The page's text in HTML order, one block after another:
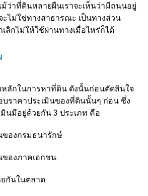
าที่ดินหลายผืนเราจะเห็นว่ามีถนนอยู่
ไม่ใช่ทางสาธารณะ เป็นทางส่วน
ลิกไม่ให้ใช้ผ่านทางเมื่อไหร่ก็ได้
ลักในการหาที่ดิน ดังนั้นก่อนตัดสินใจ
ราคาประเมินของที่ดินนั้นๆ ก่อน ซึ่ง
นมีอยู่ด้วยกัน 3 ประเภท คือ
ของกรมธนารักษ์
ของภาคเอกชน
กันในตลาด